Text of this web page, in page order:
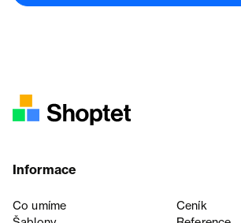
Informace
Co umíme
Ceník